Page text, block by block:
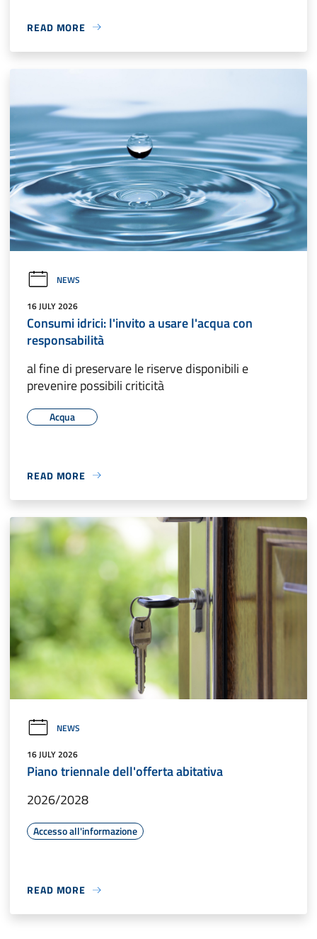
READ MORE
NEWS
16 JULY 2026
Consumi idrici: l'invito a usare l'acqua con
responsabilità
al fine di preservare le riserve disponibili e
prevenire possibili criticità
Acqua
READ MORE
NEWS
16 JULY 2026
Piano triennale dell'offerta abitativa
2026/2028
Accesso all'informazione
READ MORE